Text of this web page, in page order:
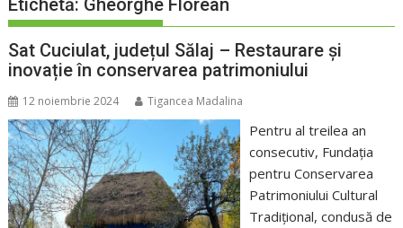
Etichetă: Gheorghe Florean
Sat Cuciulat, județul Sălaj – Restaurare și
inovație în conservarea patrimoniului
12 noiembrie 2024 Tigancea Madalina
Pentru al treilea an
consecutiv, Fundația
pentru Conservarea
Patrimoniului Cultural
Tradițional, condusă de